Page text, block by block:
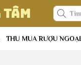
THU MUA RƯỢU NGOẠI